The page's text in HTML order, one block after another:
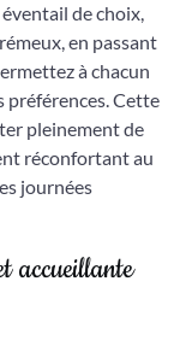
de choix,
en passant
à chacun
préférences. Cette
pleinement de
réconfortant au
journées
accueillante